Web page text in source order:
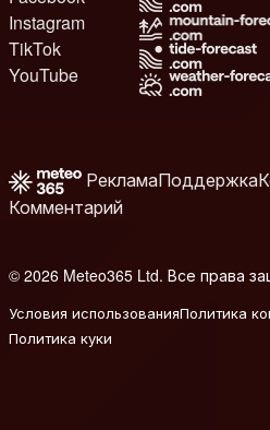
Instagram
TikTok
YouTube
РекламаПоддержка
Комментарий
© 2026 Meteo365 Ltd. Все права
Условия использованияПолитика
Политика куки